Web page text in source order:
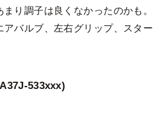
り調子は良くなかったのかも。
バルブ、左右グリップ、スター
533xxx)